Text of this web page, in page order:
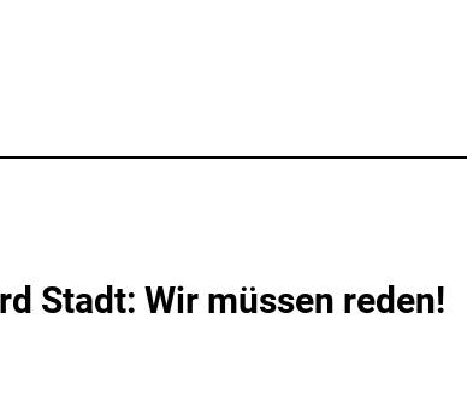
Stadt: Wir müssen reden!